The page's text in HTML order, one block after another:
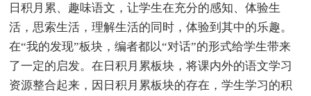
日积月累、趣味语文，让学生在充分的感知、体验生
活，思索生活，理解生活的同时，体验到其中的乐趣。
在“我的发现”板块，编者都以“对话”的形式给学生带来
了一定的启发。在日积月累板块，将课内外的语文学习
资源整合起来，因日积月累板块的存在，学生学习的积